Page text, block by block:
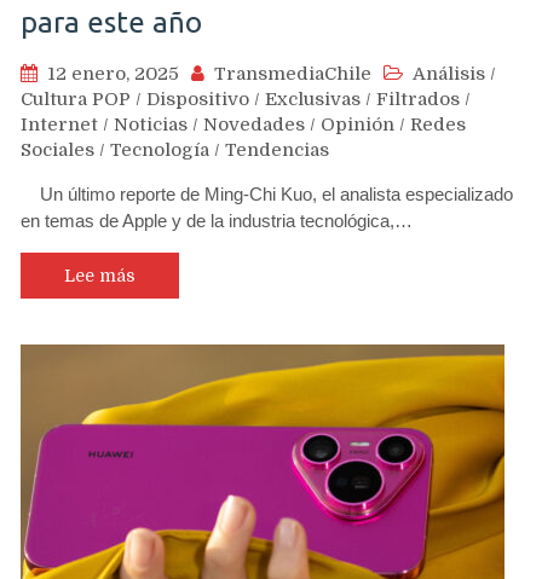
para este año
12 enero, 2025 TransmediaChile Análisis /
Cultura POP / Dispositivo / Exclusivas / Filtrados /
Internet / Noticias / Novedades / Opinión / Redes
Sociales / Tecnología / Tendencias
Un último reporte de Ming-Chi Kuo, el analista especializado
en temas de Apple y de la industria tecnológica,…
Lee más